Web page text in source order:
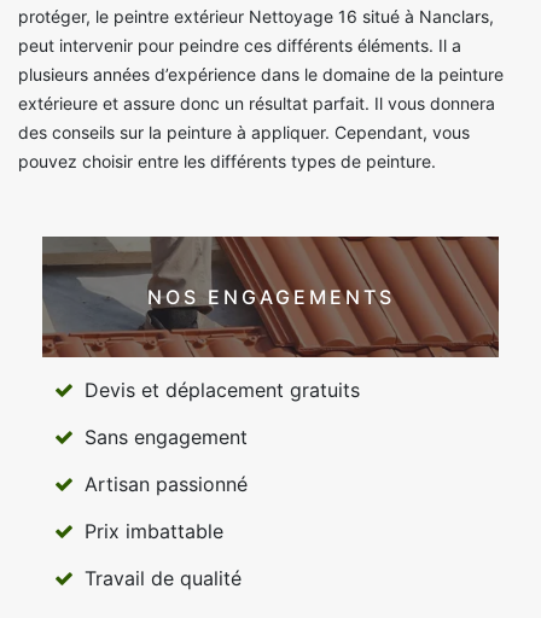
protéger, le peintre extérieur Nettoyage 16 situé à Nanclars,
peut intervenir pour peindre ces différents éléments. Il a
plusieurs années d’expérience dans le domaine de la peinture
extérieure et assure donc un résultat parfait. Il vous donnera
des conseils sur la peinture à appliquer. Cependant, vous
pouvez choisir entre les différents types de peinture.
NOS ENGAGEMENTS
Devis et déplacement gratuits
Sans engagement
Artisan passionné
Prix imbattable
Travail de qualité